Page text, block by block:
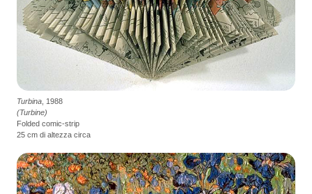
Turbina , 1988
(Turbine)
Folded comic-strip
25 cm di altezza circa